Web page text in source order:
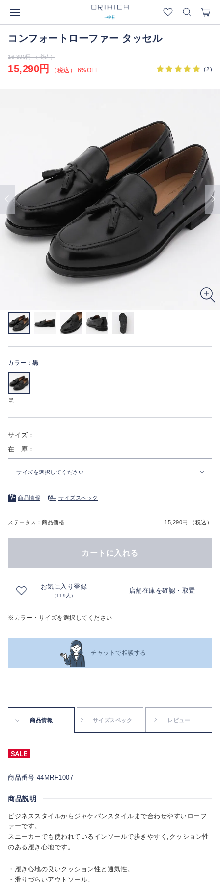
コンフォートローファー タッセル
16,390円 （税込）
15,290円 （税込） 6%OFF (2)
カラー： 黒
黒
サイズ：
在 庫：
サイズを選択してください
商品情報 サイズスペック
ステータス：商品価格 15,290円 （税込）
カートに入れる
お気に入り登録
(119人)
店舗在庫を確認・取置
※カラー・サイズを選択してください
チャットで相談する
商品情報 サイズスペック レビュー
商品番号 44MRF1007
商品説明
ビジネススタイルからジャケパンスタイルまで合わせやすいローフ
ァーです。
スニーカーでも使われているインソールで歩きやすく,クッション性
のある履き心地です。
・履き心地の良いクッション性と通気性。
・滑りづらいアウトソール。